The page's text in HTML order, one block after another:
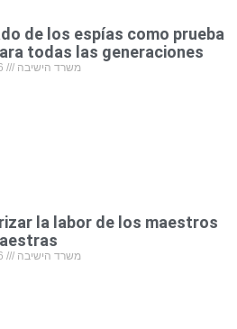
de los espías como prueba
todas las generaciones
משרד הישיבה 16/07/2026
la labor de los maestros
משרד הישיבה 09/07/2026